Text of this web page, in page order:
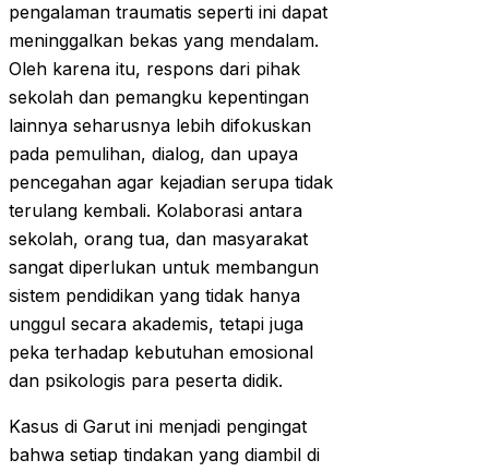
pengalaman traumatis seperti ini dapat
meninggalkan bekas yang mendalam.
Oleh karena itu, respons dari pihak
sekolah dan pemangku kepentingan
lainnya seharusnya lebih difokuskan
pada pemulihan, dialog, dan upaya
pencegahan agar kejadian serupa tidak
terulang kembali. Kolaborasi antara
sekolah, orang tua, dan masyarakat
sangat diperlukan untuk membangun
sistem pendidikan yang tidak hanya
unggul secara akademis, tetapi juga
peka terhadap kebutuhan emosional
dan psikologis para peserta didik.
Kasus di Garut ini menjadi pengingat
bahwa setiap tindakan yang diambil di